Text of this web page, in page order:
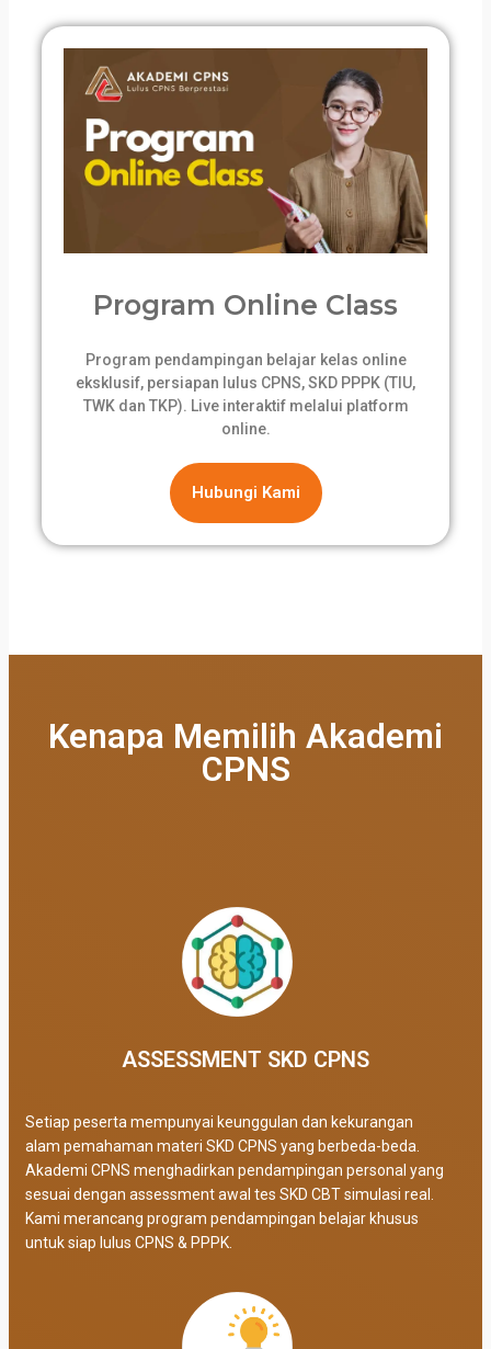
Program Online Class
Program pendampingan belajar kelas online
eksklusif, persiapan lulus CPNS, SKD PPPK (TIU,
TWK dan TKP). Live interaktif melalui platform
online.
Hubungi Kami
Kenapa Memilih Akademi
CPNS
ASSESSMENT SKD CPNS
Setiap peserta mempunyai keunggulan dan kekurangan
alam pemahaman materi SKD CPNS yang berbeda-beda.
Akademi CPNS menghadirkan pendampingan personal yang
sesuai dengan assessment awal tes SKD CBT simulasi real.
Kami merancang program pendampingan belajar khusus
untuk siap lulus CPNS & PPPK.